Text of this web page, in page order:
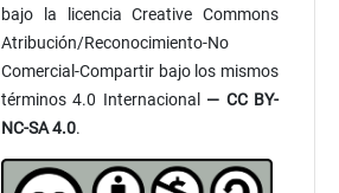
bajo la licencia Creative Commons
Atribución/Reconocimiento-No
Comercial-Compartir bajo los mismos
términos 4.0 Internacional — CC BY-
NC-SA 4.0.